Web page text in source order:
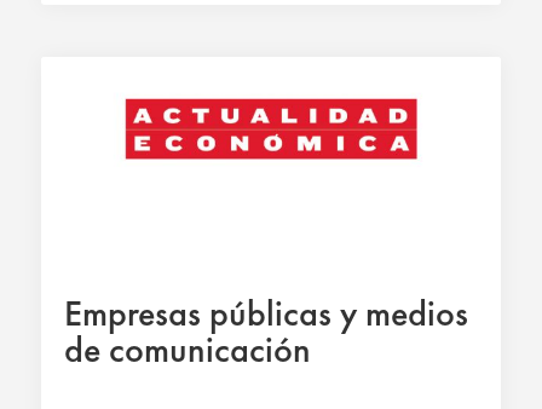
Empresas públicas y medios
de comunicación